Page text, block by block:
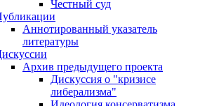
Честный суд
Аннотированный указатель
литературы
Архив предыдущего проекта
Дискуссия о "кризисе
либерализма"